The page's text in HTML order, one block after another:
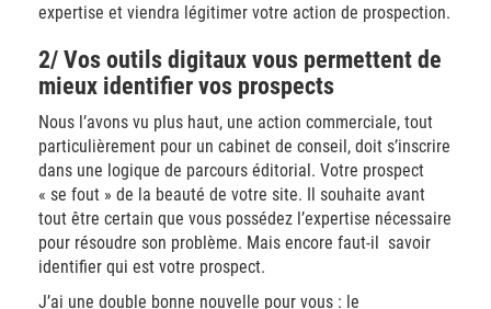
expertise et viendra légitimer votre action de prospection.
2/ Vos outils digitaux vous permettent de
mieux identifier vos prospects
Nous l’avons vu plus haut, une action commerciale, tout
particulièrement pour un cabinet de conseil, doit s’inscrire
dans une logique de parcours éditorial. Votre prospect
« se fout » de la beauté de votre site. Il souhaite avant
tout être certain que vous possédez l’expertise nécessaire
pour résoudre son problème. Mais encore faut-il savoir
identifier qui est votre prospect.
J’ai une double bonne nouvelle pour vous : le